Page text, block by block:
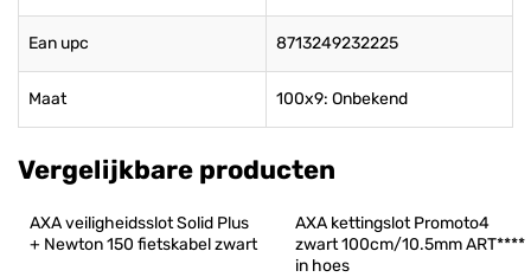
Ean upc 8713249232225
Maat 100x9: Onbekend
Vergelijkbare producten
AXA veiligheidsslot Solid Plus
+ Newton 150 fietskabel zwart
AXA kettingslot Promoto4
zwart 100cm/10.5mm ART****
in hoes